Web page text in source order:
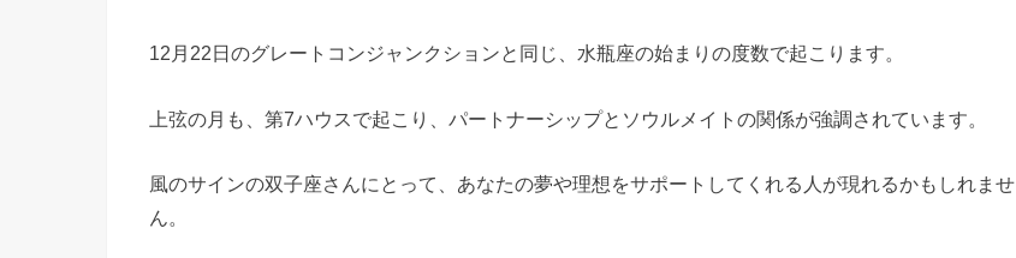
12月22日のグレートコンジャンクションと同じ、水瓶座の始まりの度数で起こります。
上弦の月も、第7ハウスで起こり、パートナーシップとソウルメイトの関係が強調されています。
風のサインの双子座さんにとって、あなたの夢や理想をサポートしてくれる人が現れるかもしれませ
ん。